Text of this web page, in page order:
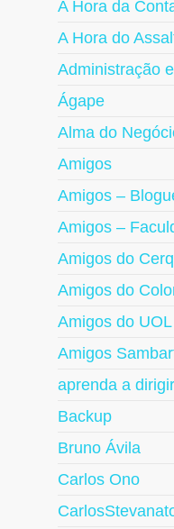
A Hora da
A Hora do
Administração
Ágape
Alma do
Amigos
Amigos –
Amigos –
Amigos do
Amigos do
Amigos do UOL
Amigos
aprenda a dirigir
Backup
Bruno Ávila
Carlos Ono